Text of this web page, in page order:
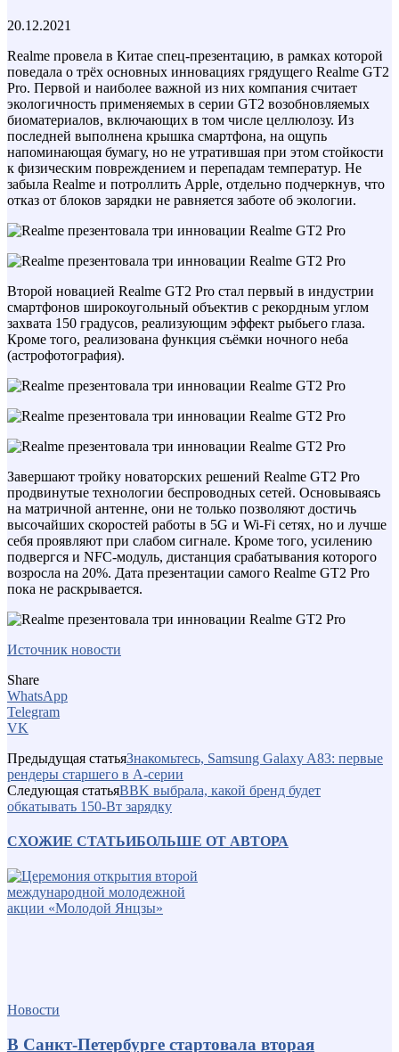
20.12.2021
Realme провела в Китае спец-презентацию, в рамках которой
поведала о трёх основных инновациях грядущего Realme GT2
Pro. Первой и наиболее важной из них компания считает
экологичность применяемых в серии GT2 возобновляемых
биоматериалов, включающих в том числе целлюлозу. Из
последней выполнена крышка смартфона, на ощупь
напоминающая бумагу, но не утратившая при этом стойкости
к физическим повреждением и перепадам температур. Не
забыла Realme и потроллить Apple, отдельно подчеркнув, что
отказ от блоков зарядки не равняется заботе об экологии.
Второй новацией Realme GT2 Pro стал первый в индустрии
смартфонов широкоугольный объектив с рекордным углом
захвата 150 градусов, реализующим эффект рыбьего глаза.
Кроме того, реализована функция съёмки ночного неба
(астрофотография).
Завершают тройку новаторских решений Realme GT2 Pro
продвинутые технологии беспроводных сетей. Основываясь
на матричной антенне, они не только позволяют достичь
высочайших скоростей работы в 5G и Wi-Fi сетях, но и лучше
себя проявляют при слабом сигнале. Кроме того, усилению
подвергся и NFC-модуль, дистанция срабатывания которого
возросла на 20%. Дата презентации самого Realme GT2 Pro
пока не раскрывается.
Источник новости
Share
WhatsApp
Telegram
VK
Предыдущая статьяЗнакомьтесь, Samsung Galaxy A83: первые
рендеры старшего в A-серии
Следующая статьяBBK выбрала, какой бренд будет
обкатывать 150-Вт зарядку
СХОЖИЕ СТАТЬИБОЛЬШЕ ОТ АВТОРА
Новости
В Санкт-Петербурге стартовала вторая